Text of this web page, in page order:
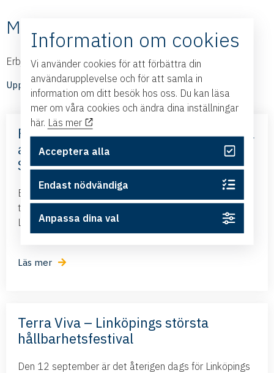
Medlemmarnas nyheter
Erbjudanden och nyheter från våra medlemmar
Upptäck medlemmarnas nyheter
Frihandelsavtalet med Mercosur – nya
affärsmöjligheter – med Business
Sweden
Business Swedens kontor i Brasilien och Argentina
tillsammans med ambassadören i Brasilien kommer till
Linköping och presenterar det nya frihandelsavtalet...
Läs mer
Terra Viva – Linköpings största
hållbarhetsfestival
Den 12 september är det återigen dags för Linköpings
Information om cookies
Vi använder cookies för att förbättra din
användarupplevelse och för att samla in
information om ditt besök hos oss. Du kan läsa
mer om våra cookies och ändra dina inställningar
här. Läs mer
Acceptera alla
Endast nödvändiga
Anpassa dina val